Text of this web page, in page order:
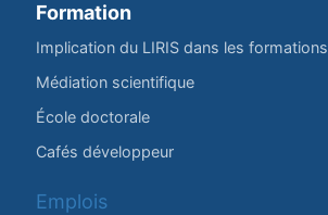
Formation
Implication du LIRIS dans les formations
Médiation scientifique
École doctorale
Cafés développeur
Emplois